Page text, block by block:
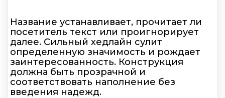
Название устанавливает, прочитает ли
посетитель текст или проигнорирует
далее. Сильный хедлайн сулит
определенную значимость и рождает
заинтересованность. Конструкция
должна быть прозрачной и
соответствовать наполнение без
введения надежд.